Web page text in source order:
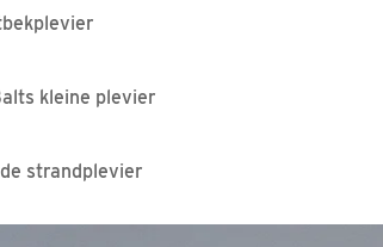
kleine plevier
strandplevier